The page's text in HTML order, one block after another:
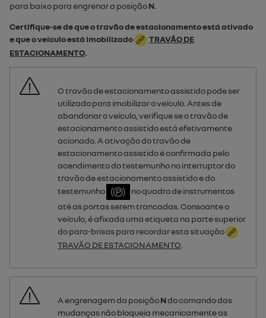
para baixo para engrenar a posiçãoN
Certifique-se de que o travão de estacionamento está ativado
e que o veículo está imobilizado
TRAVÃO DE
ESTACIONAMENTO.
O travão de estacionamento assistido pode ser
utilizado para imobilizar o veículo. Antes de
abandonar o veículo, verifique se o travão de
estacionamento assistido está efetivamente
acionado. A ativação do travão de
estacionamento assistido é confirmada pelo
acendimento do testemunho no interruptor do
travão de estacionamento assistido e do
testemunho
no quadro de instrumentos
até as portas serem trancadas. Consoante o
veículo, é afixada uma etiqueta na parte superior
do para-brisas para recordar esta situação
TRAVÃO DE ESTACIONAMENTO
A engrenagem da posiçãoNdo comando das
mudanças não bloqueia mecanicamente as